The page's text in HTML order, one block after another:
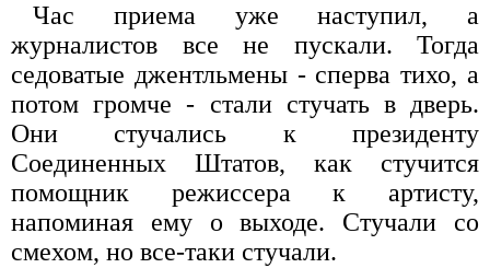
Час приема уже наступил, а
журналистов все не пускали. Тогда
седоватые джентльмены - сперва тихо, а
потом громче - стали стучать в дверь.
Они стучались к президенту
Соединенных Штатов, как стучится
помощник режиссера к артисту,
напоминая ему о выходе. Стучали со
смехом, но все-таки стучали.